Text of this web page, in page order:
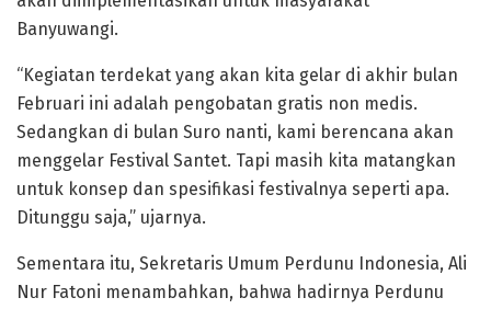
Banyuwangi.
“Kegiatan terdekat yang akan kita gelar di akhir bulan
Februari ini adalah pengobatan gratis non medis.
Sedangkan di bulan Suro nanti, kami berencana akan
menggelar Festival Santet. Tapi masih kita matangkan
untuk konsep dan spesifikasi festivalnya seperti apa.
Ditunggu saja,” ujarnya.
Sementara itu, Sekretaris Umum Perdunu Indonesia, Ali
Nur Fatoni menambahkan, bahwa hadirnya Perdunu